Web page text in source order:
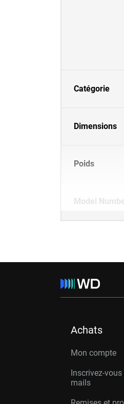
Catégorie
Dimensions
Poids
Model
Achats
Mon compte
Inscrivez-
mails